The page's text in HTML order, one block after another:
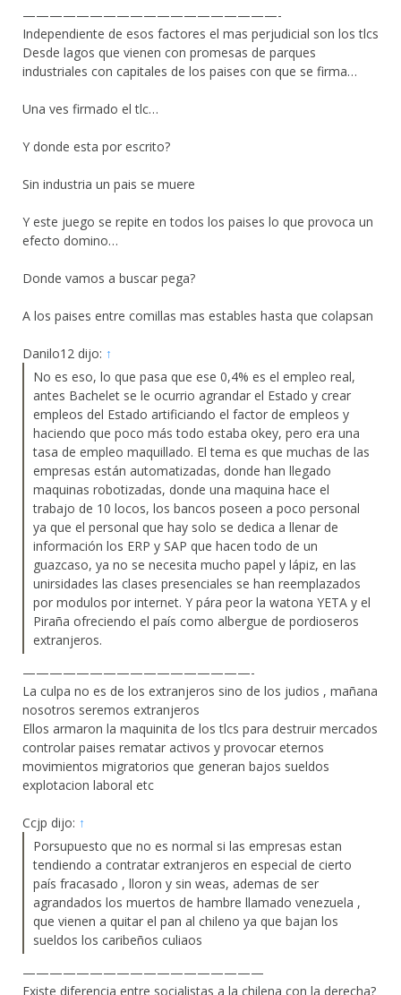
———————————————————-
Independiente de esos factores el mas perjudicial son los tlcs
Desde lagos que vienen con promesas de parques
industriales con capitales de los paises con que se firma…
Una ves firmado el tlc…
Y donde esta por escrito?
Sin industria un pais se muere
Y este juego se repite en todos los paises lo que provoca un
efecto domino…
Donde vamos a buscar pega?
A los paises entre comillas mas estables hasta que colapsan
Danilo12 dijo: ↑
No es eso, lo que pasa que ese 0,4% es el empleo real,
antes Bachelet se le ocurrio agrandar el Estado y crear
empleos del Estado artificiando el factor de empleos y
haciendo que poco más todo estaba okey, pero era una
tasa de empleo maquillado. El tema es que muchas de las
empresas están automatizadas, donde han llegado
maquinas robotizadas, donde una maquina hace el
trabajo de 10 locos, los bancos poseen a poco personal
ya que el personal que hay solo se dedica a llenar de
información los ERP y SAP que hacen todo de un
guazcaso, ya no se necesita mucho papel y lápiz, en las
unirsidades las clases presenciales se han reemplazados
por modulos por internet. Y pára peor la watona YETA y el
Piraña ofreciendo el país como albergue de pordioseros
extranjeros.
—————————————————-
La culpa no es de los extranjeros sino de los judios , mañana
nosotros seremos extranjeros
Ellos armaron la maquinita de los tlcs para destruir mercados
controlar paises rematar activos y provocar eternos
movimientos migratorios que generan bajos sueldos
explotacion laboral etc
Ccjp dijo: ↑
Porsupuesto que no es normal si las empresas estan
tendiendo a contratar extranjeros en especial de cierto
país fracasado , lloron y sin weas, ademas de ser
agrandados los muertos de hambre llamado venezuela ,
que vienen a quitar el pan al chileno ya que bajan los
sueldos los caribeños culiaos
——————————————————
Existe diferencia entre socialistas a la chilena con la derecha?